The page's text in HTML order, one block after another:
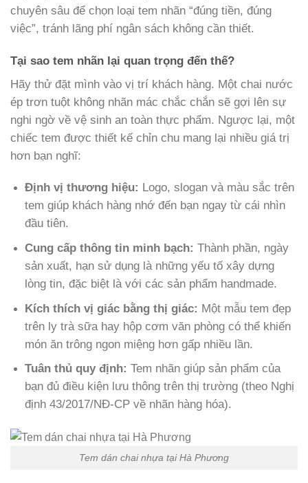
chuyên sâu để chọn loại tem nhãn “đúng tiền, đúng
việc”, tránh lãng phí ngân sách không cần thiết.
Tại sao tem nhãn lại quan trọng đến thế?
Hãy thử đặt mình vào vị trí khách hàng. Một chai nước
ép trơn tuột không nhãn mác chắc chắn sẽ gợi lên sự
nghi ngờ về vệ sinh an toàn thực phẩm. Ngược lại, một
chiếc tem được thiết kế chỉn chu mang lại nhiều giá trị
hơn bạn nghĩ:
Định vị thương hiệu: Logo, slogan và màu sắc trên
tem giúp khách hàng nhớ đến bạn ngay từ cái nhìn
đầu tiên.
Cung cấp thông tin minh bạch: Thành phần, ngày
sản xuất, hạn sử dụng là những yếu tố xây dựng
lòng tin, đặc biệt là với các sản phẩm handmade.
Kích thích vị giác bằng thị giác: Một mẫu tem đẹp
trên ly trà sữa hay hộp cơm văn phòng có thể khiến
món ăn trông ngon miệng hơn gấp nhiều lần.
Tuân thủ quy định: Tem nhãn giúp sản phẩm của
bạn đủ điều kiện lưu thông trên thị trường (theo Nghị
định 43/2017/NĐ-CP về nhãn hàng hóa).
Tem dán chai nhựa tại Hà Phương